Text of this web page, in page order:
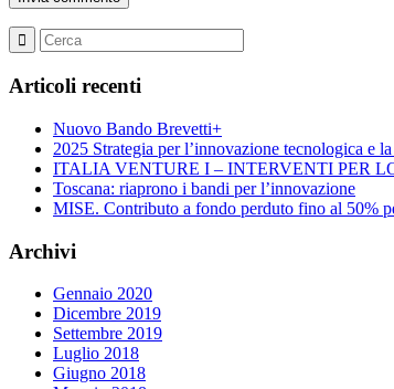
Articoli recenti
Nuovo Bando Brevetti+
2025 Strategia per l’innovazione tecnologica e
ITALIA VENTURE I – INTERVENTI PER
Toscana: riaprono i bandi per l’innovazione
MISE. Contributo a fondo perduto fino al 50%
Archivi
Gennaio 2020
Dicembre 2019
Settembre 2019
Luglio 2018
Giugno 2018